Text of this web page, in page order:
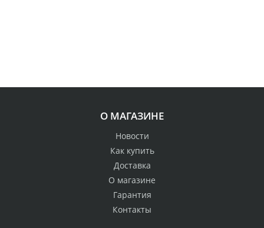
О МАГАЗИНЕ
Новости
Как купить
Доставка
О магазине
Гарантия
Контакты